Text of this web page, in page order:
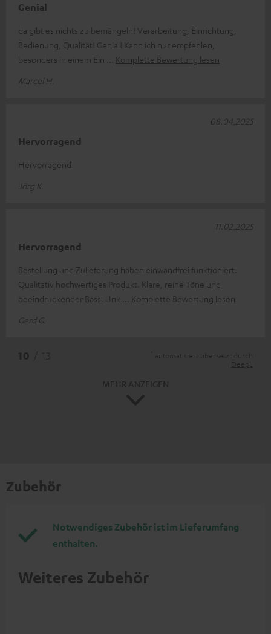
Genial
da gibt es nichts zu bemängeln! Verarbeitung, Einrichtung,
Bedienung, Qualität! Genial! Kann ich nur empfehlen,
besonders in einem Ein
Komplette Bewertung lesen
Marcel H.
Hervorragend
Hervorragend
Jörg K.
08.04.2025
Hervorragend
Bestellung und Zulieferung haben einwandfrei funktioniert.
Qualitativ hochwertiges Produkt. Klare, reine Töne und
beeindruckender Bass. Unk
Komplette Bewertung lesen
Gerd G.
11.02.2025
Zubehör
Notwendiges Zubehör ist im Lieferumfang
enthalten.
Weiteres Zubehör